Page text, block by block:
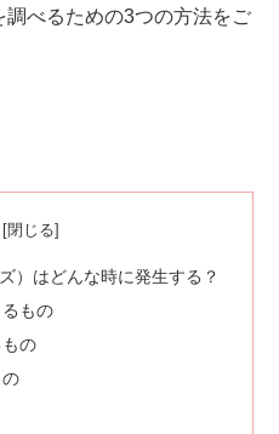
べるための3つの方法をご
）はどんな時に発生する？
もの
の